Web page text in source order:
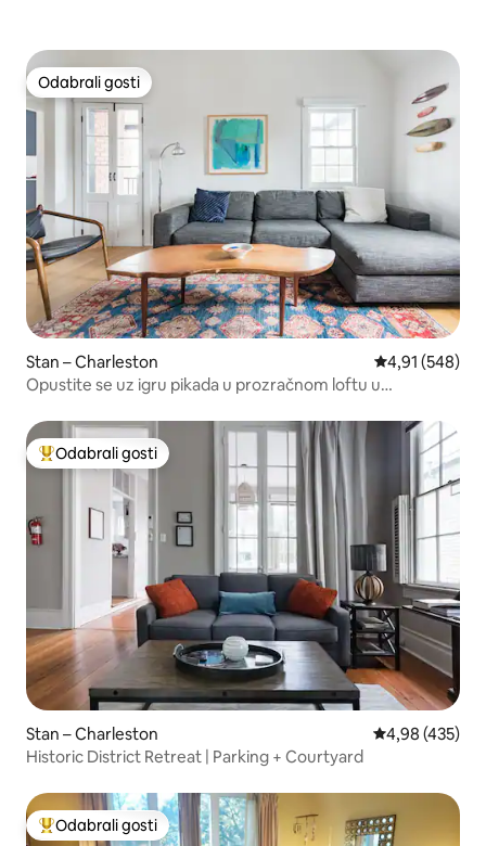
Odabrali gosti
Odabrali gosti
Stan – Charleston Prosječna
4,91 (548)
Opustite se uz igru pikada u prozračnom loftu u
Među najviše rangiranima s oznakom „Odabrali gosti”
Odabrali gosti
Stan – Charleston Prosječna
4,98 (435)
Historic District Retreat | Parking + Courtyard
Među najviše rangiranima s oznakom „Odabrali gosti”
Odabrali gosti